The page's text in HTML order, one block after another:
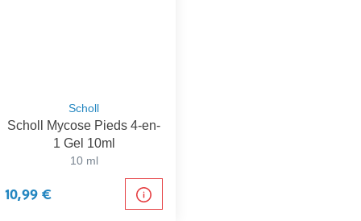
Scholl
Scholl Mycose Pieds 4-en-
1 Gel 10ml
10 ml
10,99 €